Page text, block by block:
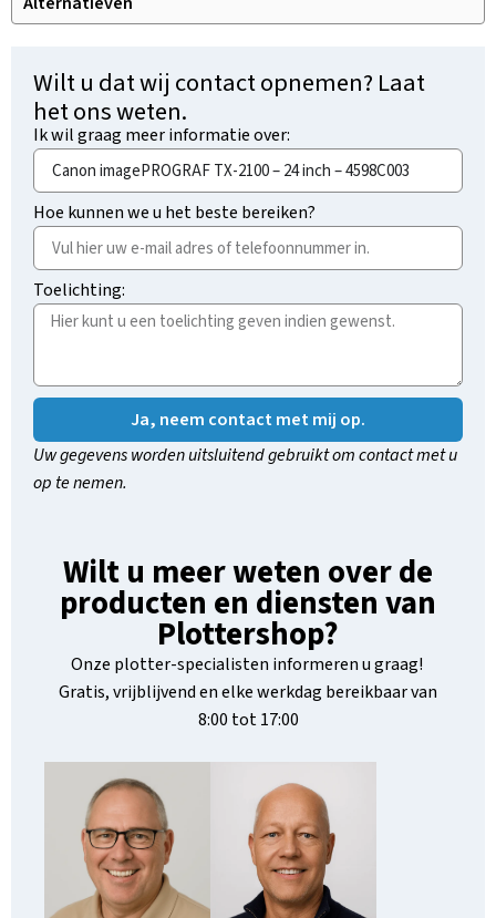
Wilt u meer weten over de
producten en diensten van
Plottershop?
Onze plotter-specialisten informeren u graag!
Gratis, vrijblijvend en elke werkdag bereikbaar van
8:00 tot 17:00
Wilt u dat wij contact opnemen? Laat
het ons weten.
Ik wil graag meer informatie over:
Hoe kunnen we u het beste bereiken?
Toelichting:
Ja, neem contact met mij op.
Uw gegevens worden uitsluitend gebruikt om contact met u
op te nemen.